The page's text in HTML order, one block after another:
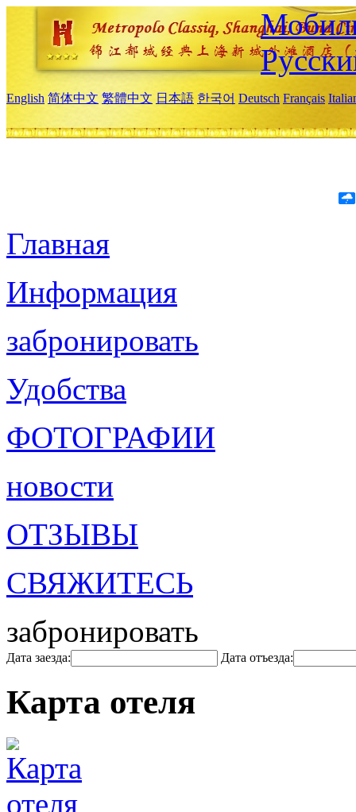
English 简体中文 繁體中文 日本語 한국어 Deutsch Français
Главная
Информация
забронировать
Удобства
ФОТОГРАФИИ
новости
ОТЗЫВЫ
СВЯЖИТЕСЬ
забронировать
Дата заезда: Дата отъезда:
Карта отеля